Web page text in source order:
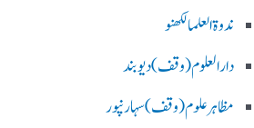
ندوۃالعلما لکھنو
دارالعلوم (وقف)دیوبند
مظاہرعلوم (وقف)سہارنپور